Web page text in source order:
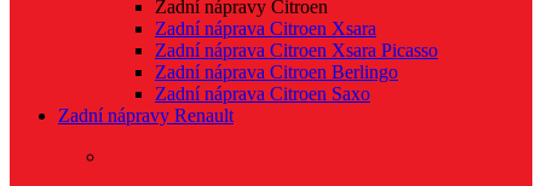
Zadní nápravy Citroen
Zadní náprava Citroen Xsara
Zadní náprava Citroen Xsara Picasso
Zadní náprava Citroen Berlingo
Zadní náprava Citroen Saxo
Zadní nápravy Renault